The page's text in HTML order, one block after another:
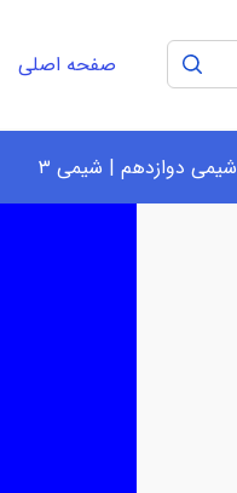
صفحه اصلی
شیمی دوازدهم | شیمی ۳